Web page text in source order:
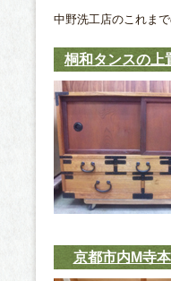
中野洗工店のこれま
洗いの実績
桐和タンスの上
京都市内M寺